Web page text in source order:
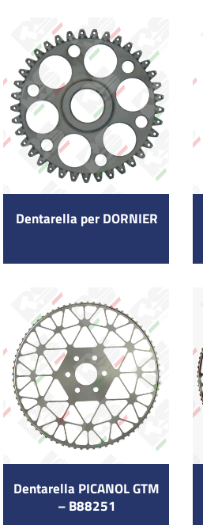
Dentarella per DORNIER
Dentarella PICANOL GTM
– B88251